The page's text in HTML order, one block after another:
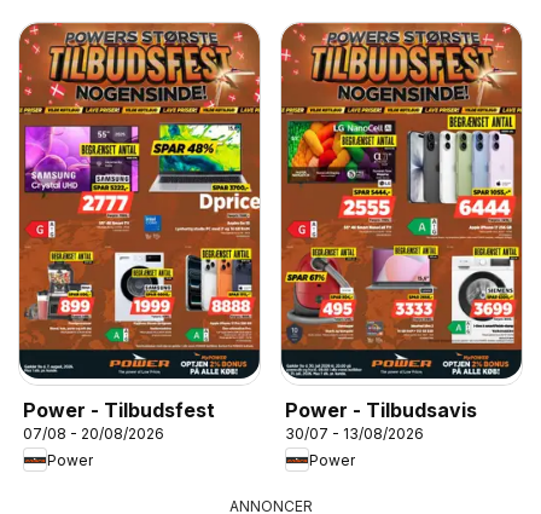
Power - Tilbudsfest
07/08 - 20/08/2026
Power
Power - Tilbudsavis
30/07 - 13/08/2026
Power
ANNONCER